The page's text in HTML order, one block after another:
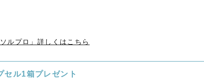
ルプロ」詳しくはこちら
セル1箱プレゼント